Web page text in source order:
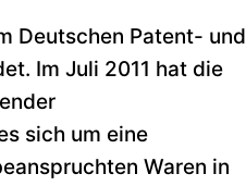
Deutschen Patent- und
Im Juli 2011 hat die
sich um eine
Waren in